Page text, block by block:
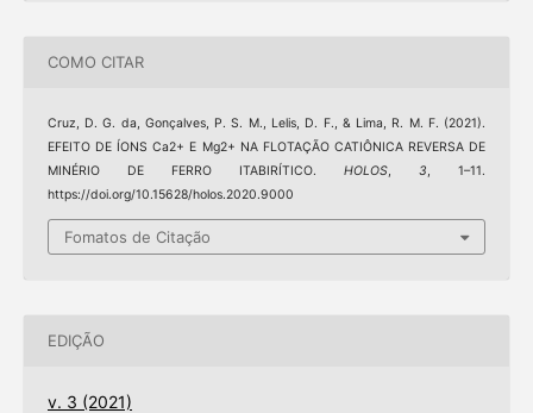
COMO CITAR
Cruz, D. G. da, Gonçalves, P. S. M., Lelis, D. F., & Lima, R. M. F. (2021).
EFEITO DE ÍONS Ca2+ E Mg2+ NA FLOTAÇÃO CATIÔNICA REVERSA DE
MINÉRIO DE FERRO ITABIRÍTICO.HOLOS,3, 1–11.
https://doi.org/10.15628/holos.2020.9000
Fomatos de Citação
EDIÇÃO
v. 3 (2021)